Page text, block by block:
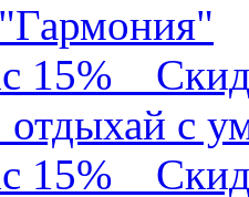
15%
отдыхай с
15%